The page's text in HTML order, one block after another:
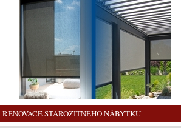
RENOVACE STAROŽITNÉHO NÁBYTKU